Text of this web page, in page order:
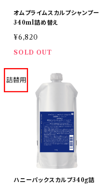
オムプライムスカルプシャンプー
340ml詰め替え
¥6,820
SOLD OUT
ハニーパックスカルプ340g詰